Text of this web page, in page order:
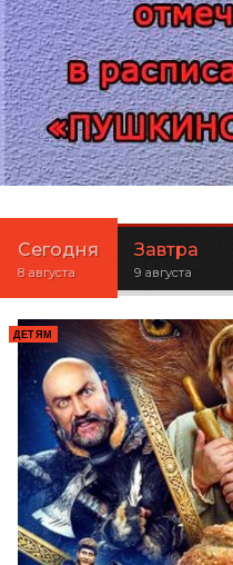
Сегодня
8 августа
Завтра
9 августа
ДЕТЯМ